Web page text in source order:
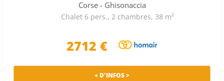
Corse - Ghisonaccia
Chalet 6 pers., 2 chambres, 38 m²
2712 €
+ D'INFOS >